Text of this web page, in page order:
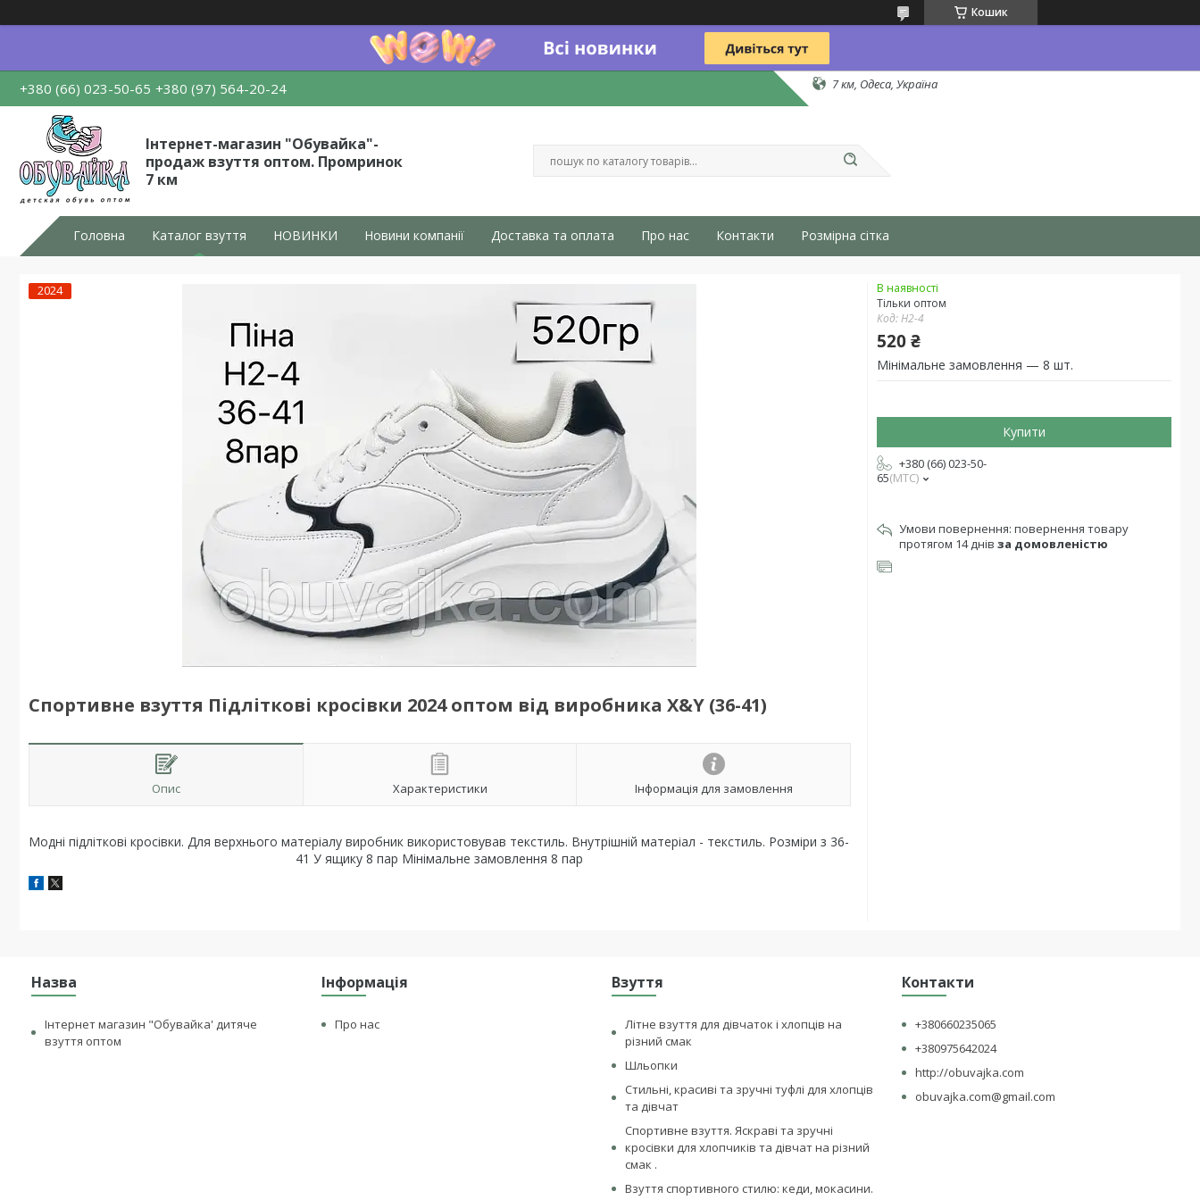
Кошик
+380 (66) 023-50-65 +380 (97) 564-20-24 7 км, Одеса, Україна
Інтернет-магазин "Обувайка"-
продаж взуття оптом. Промринок
7 км
Головна Каталог взуття НОВИНКИ Новини компанії Доставка та оплата Про нас Контакти Розмірна сітка
2024
Спортивне взуття Підліткові кросівки 2024 оптом від виробника X&Y (36-41)
Опис Характеристики Інформація для замовлення
Модні підліткові кросівки. Для верхнього матеріалу виробник використовував текстиль. Внутрішній матеріал - текстиль. Розміри з 36-
41 У ящику 8 пар Мінімальне замовлення 8 пар
В наявності
Тільки оптом
Код:H2-4
520 ₴
Мінімальне замовлення — 8 шт.
Купити
+380 (66) 023-50-
65 МТС
повернення товару
протягом 14 днів за домовленістю
Назва
Інтернет магазин "Обувайка' дитяче
взуття оптом
Інформація
Про нас
Взуття
Літне взуття для дівчаток і хлопців на
різний смак
Шльопки
Стильні, красиві та зручні туфлі для хлопців
та дівчат
Спортивне взуття. Яскраві та зручні
кросівки для хлопчиків та дівчат на різний
смак .
Взуття спортивного стилю: кеди, мокасини.
Контакти
+380660235065
+380975642024
http://obuvajka.com
obuvajka.com@gmail.com